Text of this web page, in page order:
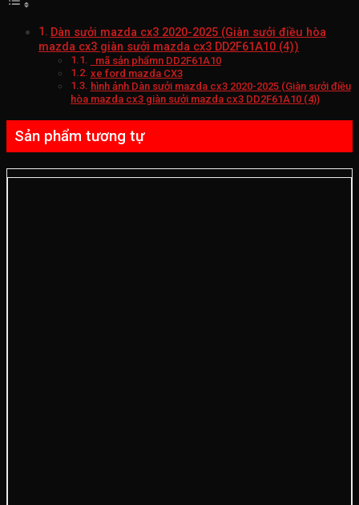
Dàn sưởi mazda cx3 2020-2025 (Giàn sưởi điều hòa
mazda cx3 giàn sưởi mazda cx3 DD2F61A10 (4))
mã sản phẩmn DD2F61A10
xe ford mazda CX3
hình ảnh Dàn sưởi mazda cx3 2020-2025 (Giàn sưởi điều
hòa mazda cx3 giàn sưởi mazda cx3 DD2F61A10 (4))
Sản phẩm tương tự